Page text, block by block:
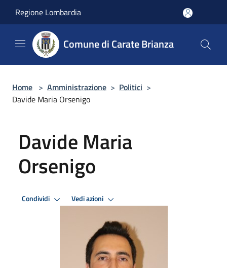
Regione Lombardia
Comune di Carate Brianza
Home > Amministrazione > Politici >
Davide Maria Orsenigo
Davide Maria
Orsenigo
Condividi Vedi azioni